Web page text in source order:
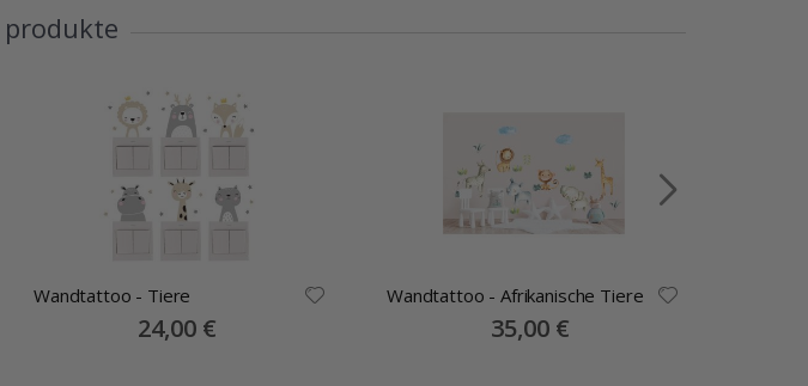
Wandtattoo - Tiere
Special
Price
24,00 €
Wandtattoo - Afrikanische Tiere
Special
Price
35,00 €